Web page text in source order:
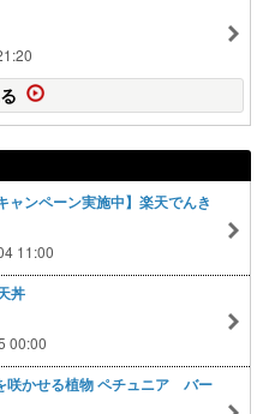
ャンペーン実施中】楽天でんき
11:00
丼
00:00
咲かせる植物 ペチュニア バー